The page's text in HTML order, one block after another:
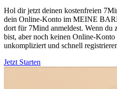
Hol dir jetzt deinen kostenfreien
dein Online-Konto im MEINE
dort für 7Mind anmeldest. Wenn
bist, aber noch keinen Online-Konto
unkompliziert und schnell
Jetzt Starten